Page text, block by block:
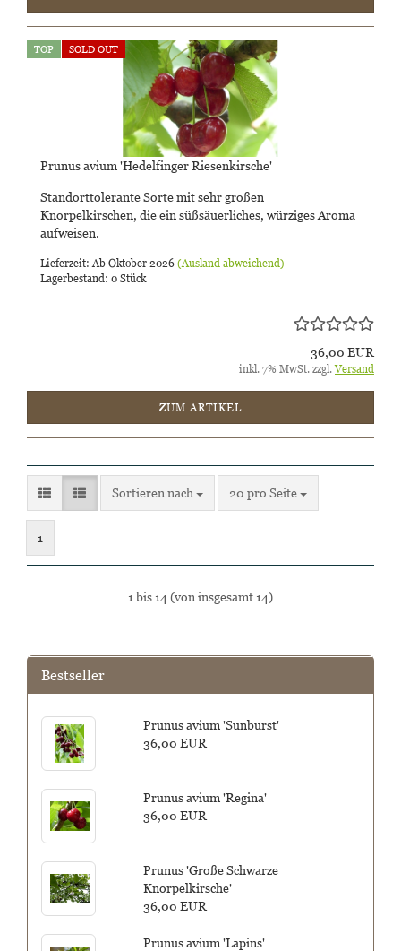
TOP SOLD OUT
Prunus avium 'Hedelfinger Riesenkirsche'
Standorttolerante Sorte mit sehr großen
Knorpelkirschen, die ein süßsäuerliches, würziges Aroma
aufweisen.
Lieferzeit: Ab Oktober 2026 (Ausland abweichend)
Lagerbestand: 0 Stück
36,00 EUR
inkl. 7% MwSt. zzgl.Versand
ZUM ARTIKEL
Sortieren nach
Sortieren nach 20 pro Seite
pro Seite
1
1 bis 14 (von insgesamt 14)
Bestseller
Prunus avium 'Sunburst'
36,00 EUR
Prunus avium 'Regina'
36,00 EUR
Prunus 'Große Schwarze
Knorpelkirsche'
36,00 EUR
Prunus avium 'Lapins'